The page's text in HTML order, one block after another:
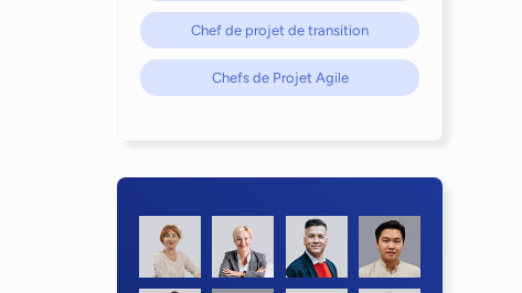
Chef de projet de transition
Chefs de Projet Agile